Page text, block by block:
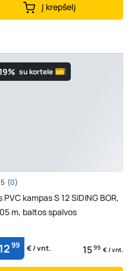
Į krepšelį
su kortele
(0)
PVC kampas S 12 SIDING BOR,
m, baltos spalvos
1299 € / vnt. 1599 € / vnt.